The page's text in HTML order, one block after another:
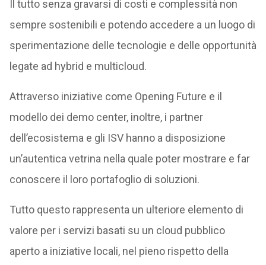
Il tutto senza gravarsi di costi e complessità non
sempre sostenibili e potendo accedere a un luogo di
sperimentazione delle tecnologie e delle opportunità
legate ad hybrid e multicloud.
Attraverso iniziative come Opening Future e il
modello dei demo center, inoltre, i partner
dell’ecosistema e gli ISV hanno a disposizione
un’autentica vetrina nella quale poter mostrare e far
conoscere il loro portafoglio di soluzioni.
Tutto questo rappresenta un ulteriore elemento di
valore per i servizi basati su un cloud pubblico
aperto a iniziative locali, nel pieno rispetto della